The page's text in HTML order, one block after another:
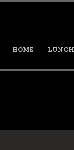
HOME LUNCH